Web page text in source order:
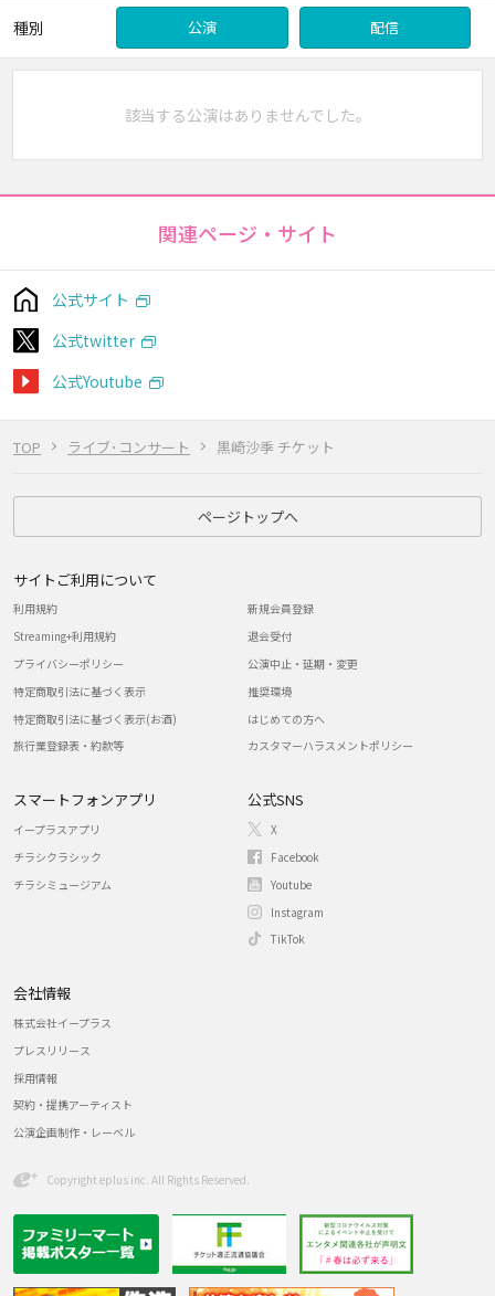
TOP ライブ･コンサート 黒崎沙季 チケット
種別 公演 配信
該当する公演はありませんでした。
関連ページ・サイト
公式サイト
公式twitter
公式Youtube
ページトップへ
サイトご利用について
利用規約
Streaming+利用規約
プライバシーポリシー
特定商取引法に基づく表示
特定商取引法に基づく表示(お酒)
旅行業登録表・約款等
新規会員登録
退会受付
公演中止・延期・変更
推奨環境
はじめての方へ
カスタマーハラスメントポリシー
スマートフォンアプリ
イープラスアプリ
チラシクラシック
チラシミュージアム
公式SNS
X
Facebook
Youtube
Instagram
TikTok
会社情報
株式会社イープラス
プレスリリース
採用情報
契約・提携アーティスト
公演企画制作・レーベル
Copyright eplus inc. All Rights Reserved.